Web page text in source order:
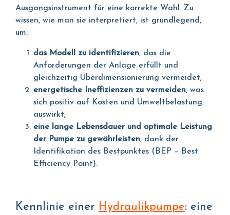
Ausgangsinstrument für eine korrekte Wahl. Zu
wissen, wie man sie interpretiert, ist grundlegend,
um:
das Modell zu identifizieren, das die
Anforderungen der Anlage erfüllt und
gleichzeitig Überdimensionierung vermeidet;
energetische Ineffizienzen zu vermeiden, was
sich positiv auf Kosten und Umweltbelastung
auswirkt;
eine lange Lebensdauer und optimale Leistung
der Pumpe zu gewährleisten, dank der
Identifikation des Bestpunktes (BEP – Best
Efficiency Point).
Kennlinie einer Hydraulikpumpe: eine